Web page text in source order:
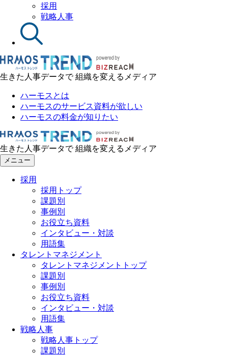
採用
戦略人事
生きた人事データで 組織を変えるメディア
ハーモスとは
ハーモスのサービス資料が欲しい
ハーモスの料金が知りたい
生きた人事データで 組織を変えるメディア
メニュー
採用
採用トップ
課題別
事例別
お役立ち資料
インタビュー・対談
用語集
タレントマネジメント
タレントマネジメントトップ
課題別
事例別
お役立ち資料
インタビュー・対談
用語集
戦略人事
戦略人事トップ
課題別